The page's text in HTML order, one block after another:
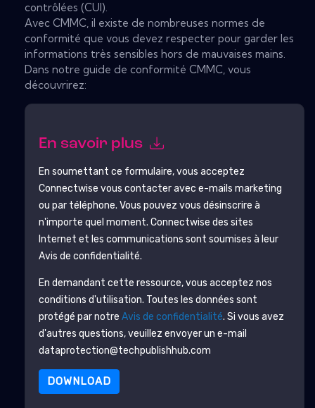
contrôlées (CUI).
Avec CMMC, il existe de nombreuses normes de
conformité que vous devez respecter pour garder les
informations très sensibles hors de mauvaises mains.
Dans notre guide de conformité CMMC, vous
découvrirez:
En savoir plus
En soumettant ce formulaire, vous acceptez
Connectwise vous contacter avec e-mails marketing
ou par téléphone. Vous pouvez vous désinscrire à
n'importe quel moment. Connectwise des sites
Internet et les communications sont soumises à leur
Avis de confidentialité.
En demandant cette ressource, vous acceptez nos
conditions d'utilisation. Toutes les données sont
protégé par notre Avis de confidentialité. Si vous avez
d'autres questions, veuillez envoyer un e-mail
dataprotection@techpublishhub.com
DOWNLOAD